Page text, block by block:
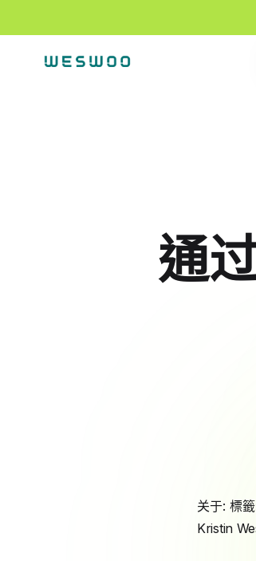
通
关于: 標
Kristin